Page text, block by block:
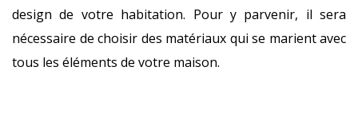
design de votre habitation. Pour y parvenir, il sera
nécessaire de choisir des matériaux qui se marient avec
tous les éléments de votre maison.